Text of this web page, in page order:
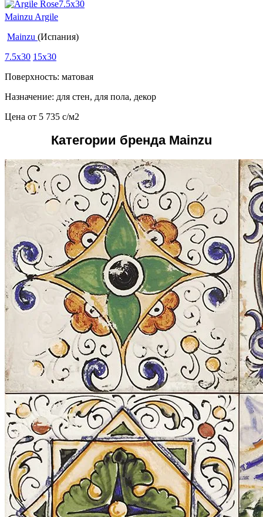
Mainzu Argile
Mainzu (Испания)
7.5x30 15x30
Поверхность: матовая
Назначение: для стен, для пола, декор
Цена от 5 735 c/м2
Категории бренда Mainzu